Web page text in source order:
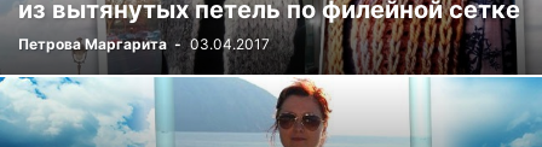
из вытянутых петель по филейной сетке
Петрова Маргарита - 03.04.2017